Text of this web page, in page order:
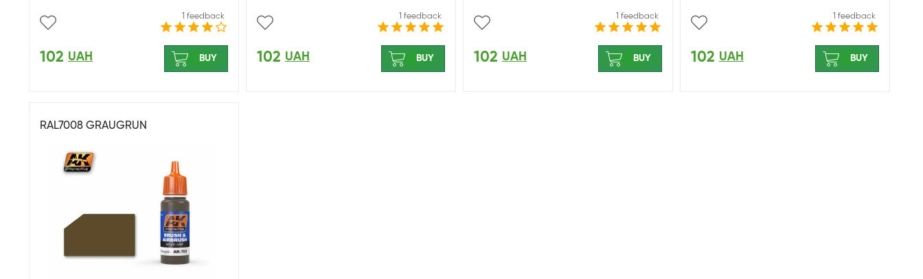
1 feedback
102 UAH BUY
1 feedback
102 UAH BUY
1 feedback
102 UAH BUY
1 feedback
102 UAH BUY
RAL7008 GRAUGRUN